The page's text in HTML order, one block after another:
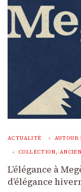
ACTUALITÉ AUTOUR
COLLECTION,
L’élégance à
d’élégance